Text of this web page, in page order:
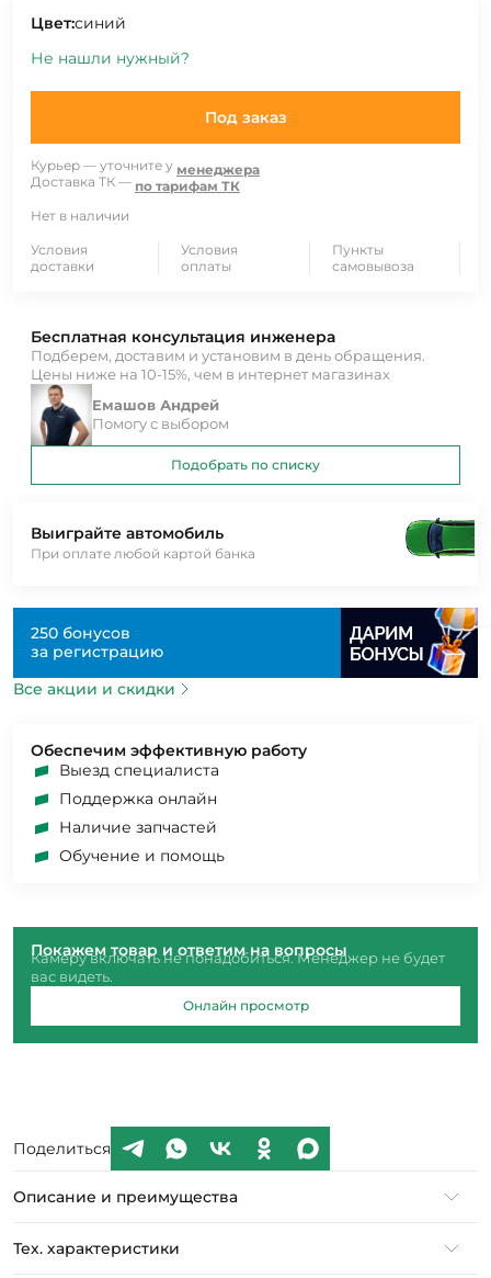
Цвет:синий
Не нашли нужный?
Под заказ
Курьер — уточните у менеджера
Доставка ТК — по тарифам ТК
Нет в наличии
Условия
доставки
Условия
оплаты
Пункты
самовывоза
Выиграйте автомобиль
При оплате любой картой банка
250 бонусов
за регистрацию
Все акции и скидки
Обеспечим эффективную работу
Выезд специалиста
Поддержка онлайн
Наличие запчастей
Обучение и помощь
Покажем товар и ответим на вопросы
Камеру включать не понадобиться. Менеджер не будет
вас видеть.
Онлайн просмотр
Бесплатная консультация инженера
Подберем, доставим и установим в день обращения.
Цены ниже на 10-15%, чем в интернет магазинах
Емашов Андрей
Помогу с выбором
Подобрать по списку
Поделиться
Описание и преимущества
Тех. характеристики